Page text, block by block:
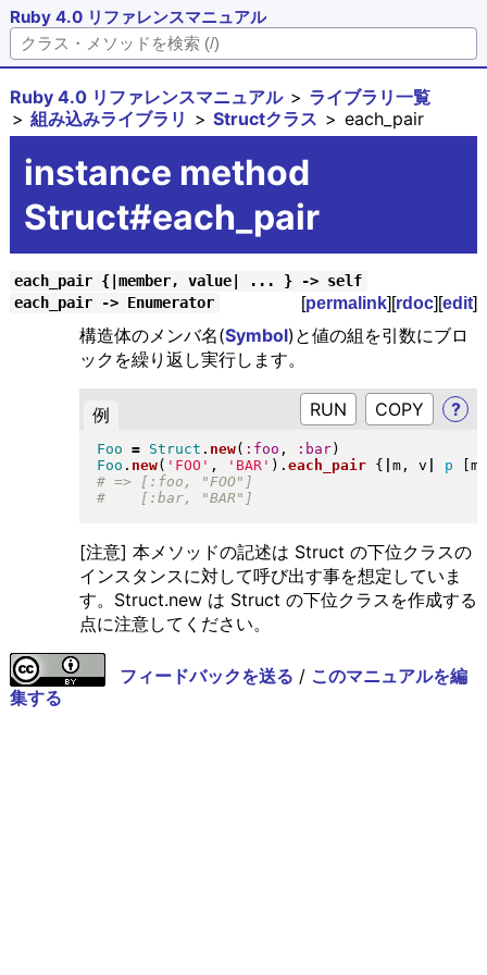
Ruby 4.0 リファレンスマニュアル
Ruby 4.0 リファレンスマニュアル
ライブラリ一覧
組み込みライブラリ
Structクラス each_pair
instance method
Struct#each_pair
each_pair {|member, value| ... } -> self
[permalink][rdoc][edit]
each_pair -> Enumerator
構造体のメンバ名(Symbol)と値の組を引数にブロ
ックを繰り返し実行します。
例 RUN ?
Foo = Struct . new( :foo , :bar)
Foo . new( 'FOO' , 'BAR' ) . each_pair { m, v p
[注意] 本メソッドの記述は Struct の下位クラスの
インスタンスに対して呼び出す事を想定していま
す。Struct.new は Struct の下位クラスを作成する
点に注意してください。
フィードバックを送る / このマニュアルを編
集する